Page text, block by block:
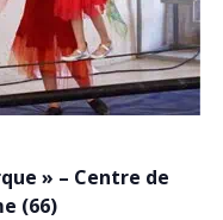
» – Centre de
(66)